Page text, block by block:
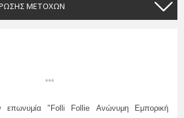
ΜΕΤΟΧΩΝ
***
επωνυμία "Folli Follie Ανώνυμη Εμπορική